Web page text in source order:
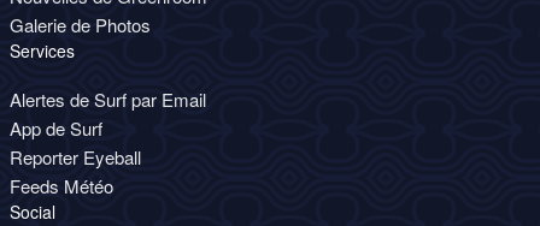
Galerie de Photos
Services
Alertes de Surf par Email
App de Surf
Reporter Eyeball
Feeds Météo
Social